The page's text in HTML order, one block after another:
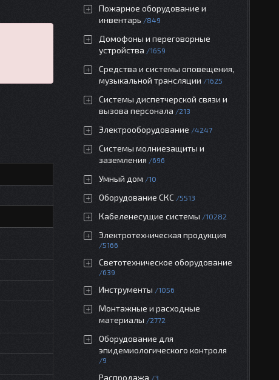
Пожарное оборудование и
инвентарь
849
Домофоны и переговорные
устройства
1659
Средства и системы оповещения,
музыкальной трансляции
1625
Системы диспетчерской связи и
вызова персонала
213
Электрооборудование 4247
Системы молниезащиты и
заземления
696
Умный дом 10
Оборудование СКС 5513
Кабеленесущие системы 10282
Электротехническая продукция
5166
Светотехническое оборудование
639
Инструменты 1056
Монтажные и расходные
материалы
2772
Оборудование для
эпидемиологического контроля
9
Распродажа 3